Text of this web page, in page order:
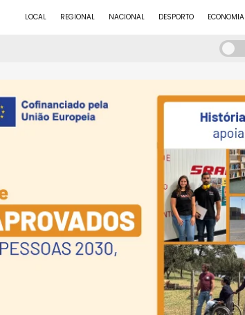
LOCAL REGIONAL NACIONAL DESPORTO ECONOMIA